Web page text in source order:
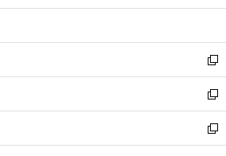
ウ
開
く
新
し
い
ウ
ィ
ン
新
し
い
ウ
新
し